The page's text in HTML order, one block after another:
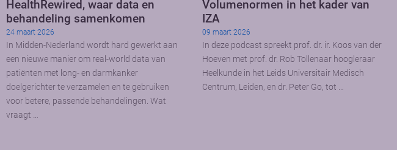
HealthRewired, waar data en
behandeling samenkomen
24 maart 2026
In Midden-Nederland wordt hard gewerkt aan
een nieuwe manier om real-world data van
patiënten met long- en darmkanker
doelgerichter te verzamelen en te gebruiken
voor betere, passende behandelingen. Wat
vraagt …
Volumenormen in het kader van
IZA
09 maart 2026
In deze podcast spreekt prof. dr. ir. Koos van der
Hoeven met prof. dr. Rob Tollenaar hoogleraar
Heelkunde in het Leids Universitair Medisch
Centrum, Leiden, en dr. Peter Go, tot …